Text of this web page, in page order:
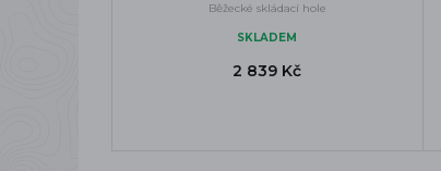
Běžecké skládací hole
SKLADEM
2 839 Kč